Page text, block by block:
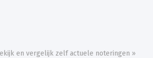
en vergelijk zelf actuele noteringen »